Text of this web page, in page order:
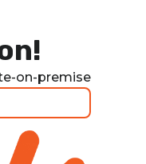
on-premise